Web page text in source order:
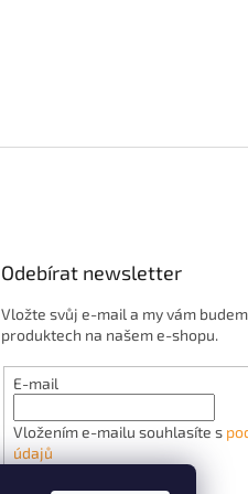
Odebírat newsletter
Vložte svůj e-mail a my vám
produktech na našem e-shopu.
E-mail
Vložením e-mailu souhlasíte s
údajů